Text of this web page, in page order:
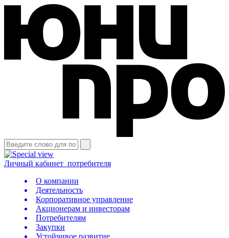
Личный кабинет потребителя
О компании
Деятельность
Корпоративное управление
Акционерам и инвесторам
Потребителям
Закупки